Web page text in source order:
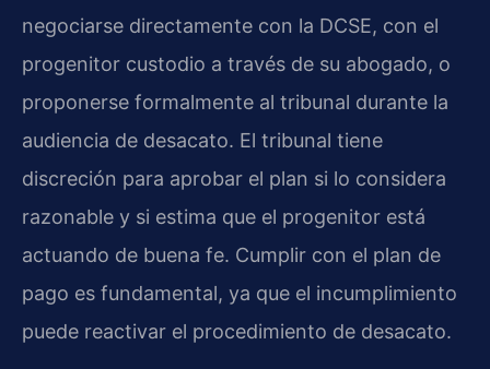
negociarse directamente con la DCSE, con el
progenitor custodio a través de su abogado, o
proponerse formalmente al tribunal durante la
audiencia de desacato. El tribunal tiene
discreción para aprobar el plan si lo considera
razonable y si estima que el progenitor está
actuando de buena fe. Cumplir con el plan de
pago es fundamental, ya que el incumplimiento
puede reactivar el procedimiento de desacato.